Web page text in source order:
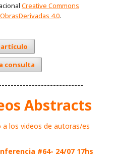
Creative Commons
4.0.
artículo
consulta
Abstracts
a los videos de autoras/es
#64- 24/07 17hs